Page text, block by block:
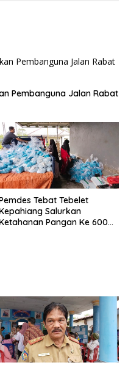
Pembanguna Jalan Rabat
Tebat Tebelet
Salurkan
Pangan Ke 600